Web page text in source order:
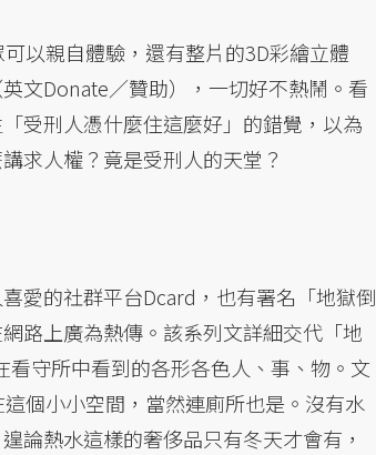
以親自體驗，還有整片的3D彩繪立體
文Donate／贊助），一切好不熱鬧。看
受刑人憑什麼住這麼好」的錯覺，以為
求人權？竟是受刑人的天堂？
愛的社群平台Dcard，也有署名「地獄倒
路上廣為熱傳。該系列文詳細交代「地
看守所中看到的各形各色人、事、物。文
個小小空間，當然連廁所也是。沒有水
論熱水這樣的奢侈品只有冬天才會有，